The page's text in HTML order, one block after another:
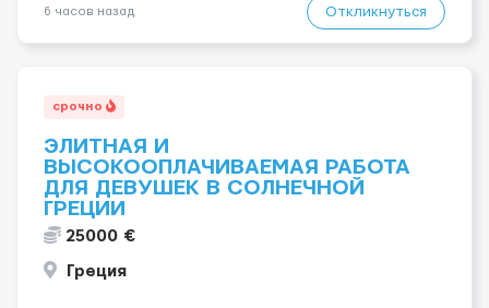
6 часов назад Откликнуться
срочно
ЭЛИТНАЯ И
ВЫСОКООПЛАЧИВАЕМАЯ РАБОТА
ДЛЯ ДЕВУШЕК В СОЛНЕЧНОЙ
ГРЕЦИИ
25000 €
Греция